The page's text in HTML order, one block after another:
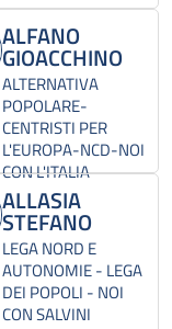
ALFANO
GIOACCHINO
ALTERNATIVA
POPOLARE-
CENTRISTI PER
L'EUROPA-NCD-NOI
CON L'ITALIA
ALLASIA
STEFANO
LEGA NORD E
AUTONOMIE - LEGA
DEI POPOLI - NOI
CON SALVINI